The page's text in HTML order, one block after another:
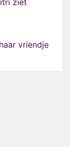
ziet
vriendje